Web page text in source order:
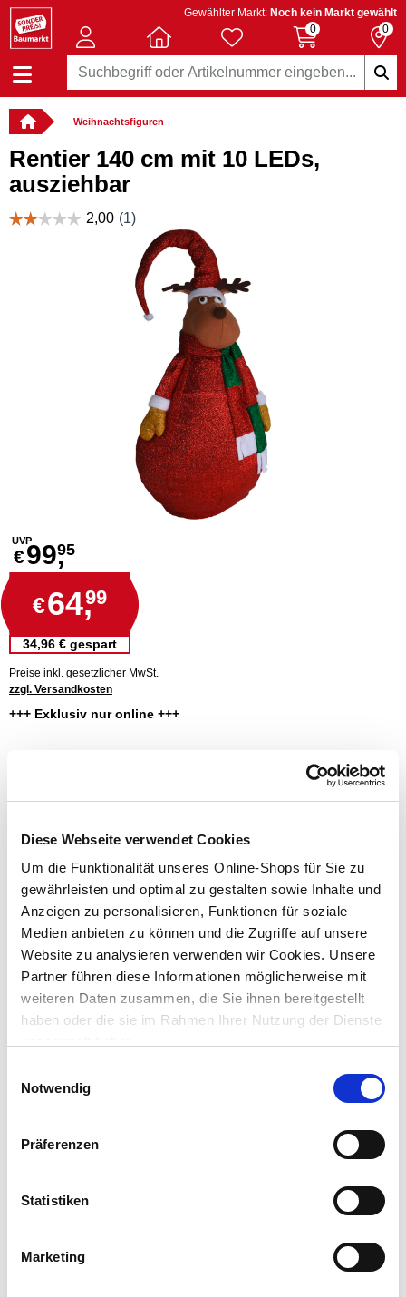
Diese Webseite verwendet Cookies
Um die Funktionalität unseres Online-Shops für Sie zu
gewährleisten und optimal zu gestalten sowie Inhalte und
Anzeigen zu personalisieren, Funktionen für soziale
Medien anbieten zu können und die Zugriffe auf unsere
Website zu analysieren verwenden wir Cookies. Unsere
Partner führen diese Informationen möglicherweise mit
weiteren Daten zusammen, die Sie ihnen bereitgestellt
haben oder die sie im Rahmen Ihrer Nutzung der Dienste
Notwendig
Präferenzen
Statistiken
Marketing
Gewählter Markt: Noch kein Markt gewählt
0
0
Weihnachtsfiguren
Rentier 140 cm mit 10 LEDs,
ausziehbar
UVP
€99,95
€64,99
34,96 € gespart
Preise inkl. gesetzlicher MwSt.
zzgl. Versandkosten
+++ Exklusiv nur online +++
Lieferung nach Hause
Verfügbarkeit online:
Auf Lager
Dieser Artikel kann über Abholung im Markt nicht
Das ausziehbare Rentier wird ein toller Blickfang für deinen
Eingang oder Vorgarten und ist sogar ein echter Eye-Catcher